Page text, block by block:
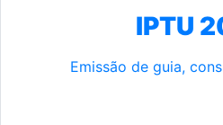
IPTU
Emissão de guia,